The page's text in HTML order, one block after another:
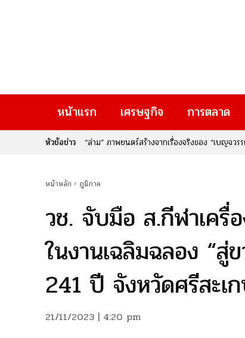
หน้าแรก เศรษฐกิจ การตลาด
หัวข้อข่าว
“ล่าม” ภาพยนตร์สร้างจากเรื่องจริงของ “เบญจ
หน้าหลัก ภูมิภาค
วช. จับมือ ส.กีฬาเครื่
ในงานเฉลิมฉลอง “สู่
241 ปี จังหวัดศรีสะเ
21/11/2023 | 4:20 pm